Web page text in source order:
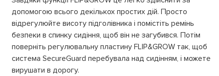
допомогою всього декількох простих дій. Просто
відрегулюйте висоту підголівника і помістіть ремінь
безпеки в спинку сидіння, щоб він не загубився. Потім
поверніть регулювальну пластину FLIP&GROW так, щоб
система SecureGuard перебувала над сидінням, і можете
вирушати в дорогу.